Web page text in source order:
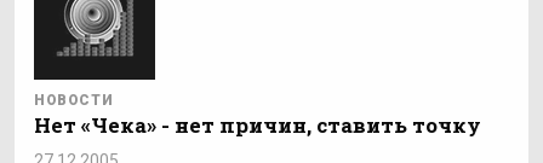
НОВОСТИ
Нет «Чека» - нет причин, ставить точку